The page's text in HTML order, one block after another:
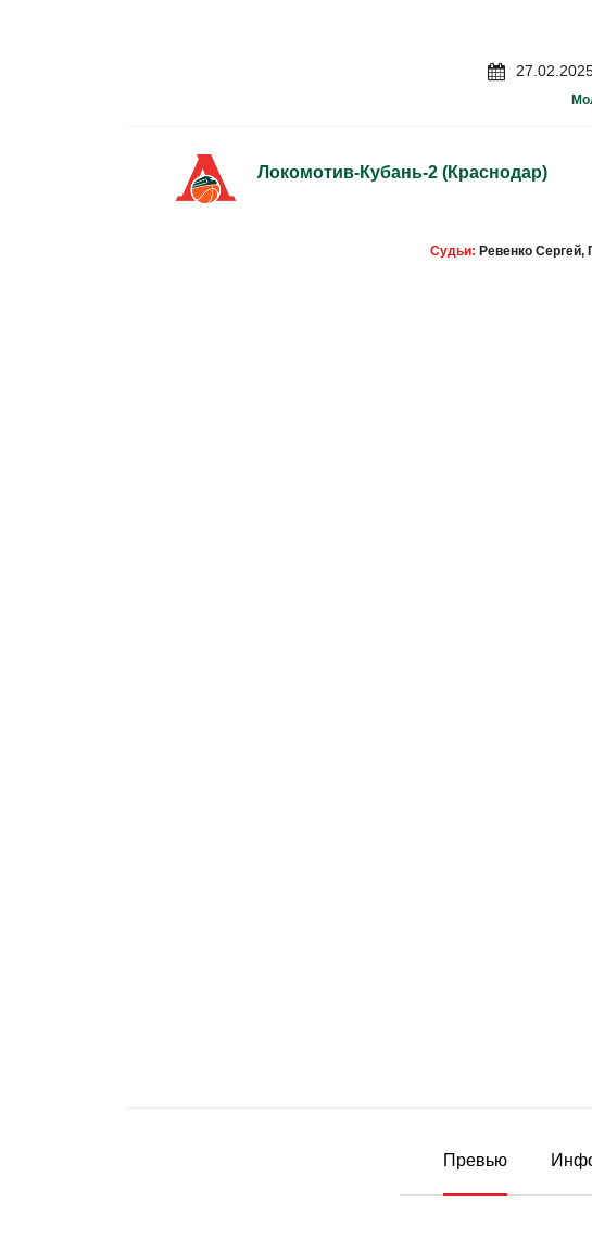
Локомотив-Кубань-2 (Краснодар)
Судьи: Ревенко
Превью